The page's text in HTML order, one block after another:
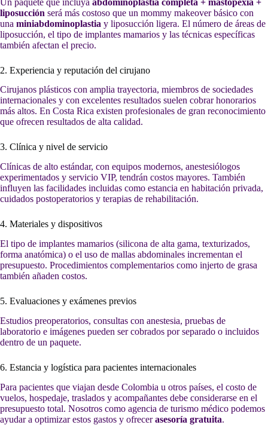
liposucción será más costoso que un mommy makeover básico con
una miniabdominoplastia y liposucción ligera. El número de áreas de
liposucción, el tipo de implantes mamarios y las técnicas específicas
también afectan el precio.
2. Experiencia y reputación del cirujano
Cirujanos plásticos con amplia trayectoria, miembros de sociedades
internacionales y con excelentes resultados suelen cobrar honorarios
más altos. En Costa Rica existen profesionales de gran reconocimiento
que ofrecen resultados de alta calidad.
3. Clínica y nivel de servicio
Clínicas de alto estándar, con equipos modernos, anestesiólogos
experimentados y servicio VIP, tendrán costos mayores. También
influyen las facilidades incluidas como estancia en habitación privada,
cuidados postoperatorios y terapias de rehabilitación.
4. Materiales y dispositivos
El tipo de implantes mamarios (silicona de alta gama, texturizados,
forma anatómica) o el uso de mallas abdominales incrementan el
presupuesto. Procedimientos complementarios como injerto de grasa
también añaden costos.
5. Evaluaciones y exámenes previos
Estudios preoperatorios, consultas con anestesia, pruebas de
laboratorio e imágenes pueden ser cobrados por separado o incluidos
dentro de un paquete.
6. Estancia y logística para pacientes internacionales
Para pacientes que viajan desde Colombia u otros países, el costo de
vuelos, hospedaje, traslados y acompañantes debe considerarse en el
presupuesto total. Nosotros como agencia de turismo médico podemos
ayudar a optimizar estos gastos y ofrecerasesoría gratuita.